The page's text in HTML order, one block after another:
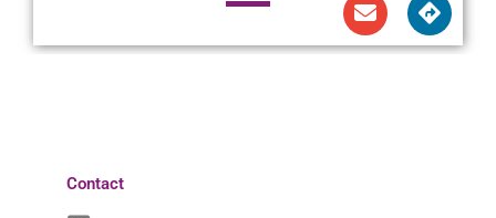
Contact